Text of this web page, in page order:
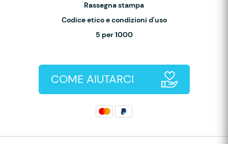
Rassegna stampa
Codice etico e condizioni d'uso
5 per 1000
COME AIUTARCI